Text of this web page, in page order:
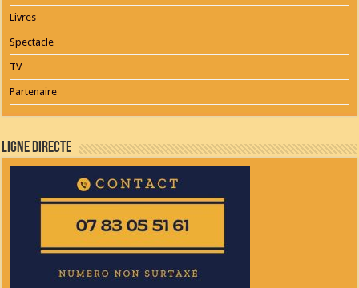
Livres
Spectacle
TV
Partenaire
Ligne Directe